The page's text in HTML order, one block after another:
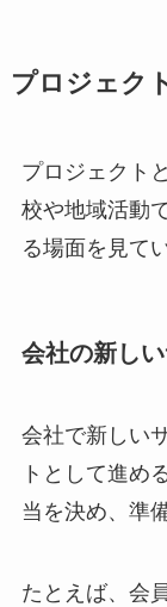
プロジェク
プロジェクト
校や地域活動
る場面を見て
会社の新し
会社で新しい
トとして進め
当を決め、準
たとえば、会